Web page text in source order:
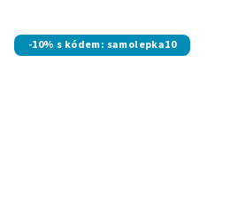
-10% s kódem: samolepka10